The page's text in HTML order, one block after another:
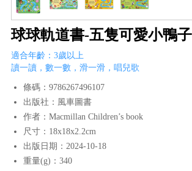
球球軌道書-五隻可愛小鴨子
適合年齡：3歲以上
讀一讀，數一數，滑一滑，唱兒歌
條碼：9786267496107
出版社：風車圖書
作者：Macmillan Children’s book
尺寸：18x18x2.2cm
出版日期：2024-10-18
重量(g)：340